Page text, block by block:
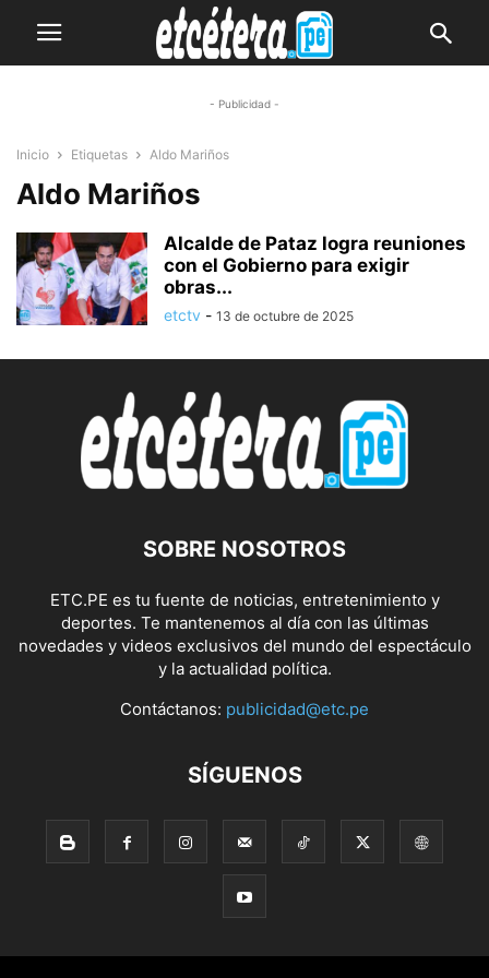
- Publicidad -
Inicio Etiquetas Aldo Mariños
Aldo Mariños
Alcalde de Pataz logra reuniones
con el Gobierno para exigir
obras...
etctv - 13 de octubre de 2025
SOBRE NOSOTROS
ETC.PE es tu fuente de noticias, entretenimiento y
deportes. Te mantenemos al día con las últimas
novedades y videos exclusivos del mundo del espectáculo
y la actualidad política.
Contáctanos: publicidad@etc.pe
SÍGUENOS